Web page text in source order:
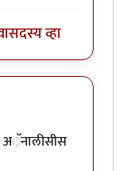
सदस्य व्हा
अॅनालीसीस